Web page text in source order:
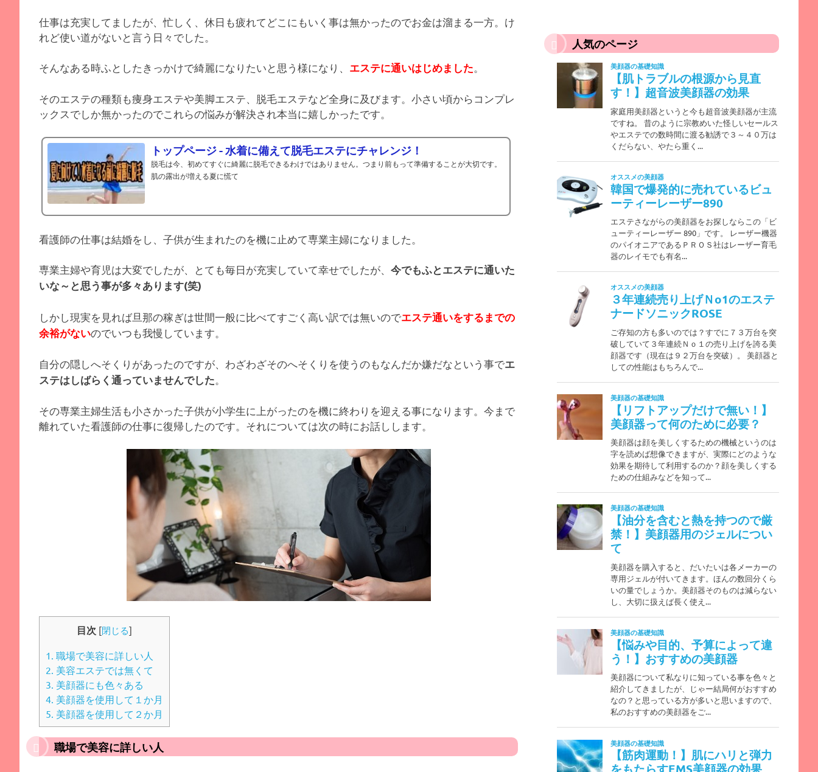
仕事は充実してましたが、忙しく、休日も疲れてどこにもいく事は無かったのでお金は溜まる一方。け
れど使い道がないと言う日々でした。
そんなある時ふとしたきっかけで綺麗になりたいと思う様になり、 エステに通いはじめました。
そのエステの種類も痩身エステや美脚エステ、脱毛エステなど全身に及びます。小さい頃からコンプレ
ックスでしか無かったのでこれらの悩みが解決され本当に嬉しかったです。
トップページ - 水着に備えて脱毛エステにチャレンジ！
脱毛は今、初めてすぐに綺麗に脱毛できるわけではありません。つまり前もって準備することが大切です。
肌の露出が増える夏に慌て
看護師の仕事は結婚をし、子供が生まれたのを機に止めて専業主婦になりました。
専業主婦や育児は大変でしたが、とても毎日が充実していて幸せでしたが、 今でもふとエステに通いた
いな～と思う事が多々あります(笑)
しかし現実を見れば旦那の稼ぎは世間一般に比べてすごく高い訳では無いのでエステ通いをするまでの
余裕がないのでいつも我慢しています。
自分の隠しへそくりがあったのですが、わざわざそのへそくりを使うのもなんだか嫌だなという事でエ
ステはしばらく通っていませんでした。
その専業主婦生活も小さかった子供が小学生に上がったのを機に終わりを迎える事になります。今まで
離れていた看護師の仕事に復帰したのです。それについては次の時にお話しします。
目次 [閉じる]
1. 職場で美容に詳しい人
2. 美容エステでは無くて
3. 美顔器にも色々ある
4. 美顔器を使用して１か月
5. 美顔器を使用して２か月
職場で美容に詳しい人
人気のページ